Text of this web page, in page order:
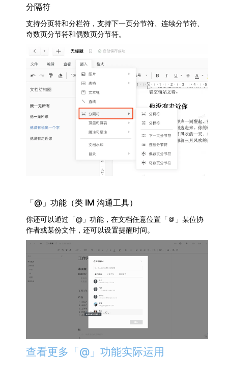
分隔符
支持分页符和分栏符，支持下一页分节符、连续分节符、
奇数页分节符和偶数页分节符。
「@」功能（类 IM 沟通工具）
你还可以通过「@」功能，在文档任意位置「＠」某位协
作者或某份文件，还可以设置提醒时间。
查看更多「@」功能实际运用